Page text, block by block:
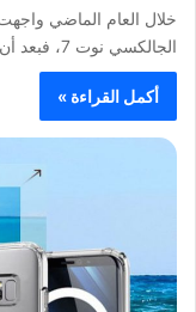
خلال العام الماضي
الجالكسي نوت 7، فبعد أن كانت كافة المؤشرات تتجه…
أكمل القراءة »